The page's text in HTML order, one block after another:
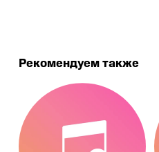
Рекомендуем также